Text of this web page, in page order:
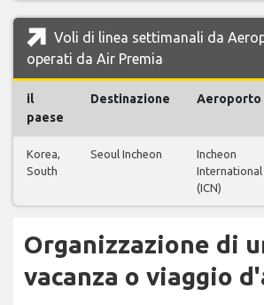
Voli di linea settimanali da
operati da Air Premia
il
paese
Destinazione Aeroporto
Korea,
South
Seoul Incheon
Incheon
International
(ICN)
Organizzazione di
vacanza o viaggio